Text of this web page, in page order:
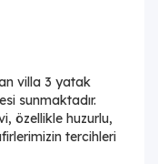
villa 3 yatak
sunmaktadır.
özellikle huzurlu,
tercihleri